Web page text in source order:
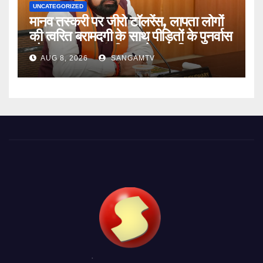
UNCATEGORIZED
मानव तस्करी पर जीरो टॉलरेंस, लापता लोगों
की त्वरित बरामदगी के साथ पीड़ितों के पुनर्वास
और सम्मानजनक जीवन को प्राथमिकता :
मुख्यमंत्री
AUG 8, 2026 SANGAMTV